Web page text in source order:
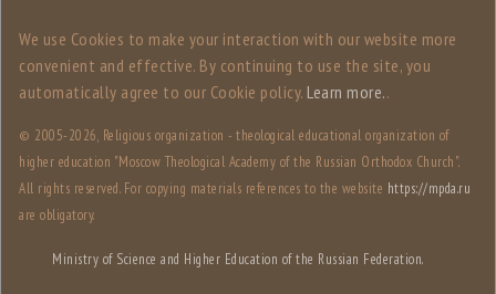
We use Сookies to make your interaction with our website more
convenient and effective. By continuing to use the site, you
automatically agree to our Сookie policy. Learn more..
© 2005-2026, Religious organization - theological educational organization of
higher education "Moscow Theological Academy of the Russian Orthodox Church".
All rights reserved. For copying materials references to the website https://mpda.ru
are obligatory.
Ministry of Science and Higher Education of the Russian Federation.